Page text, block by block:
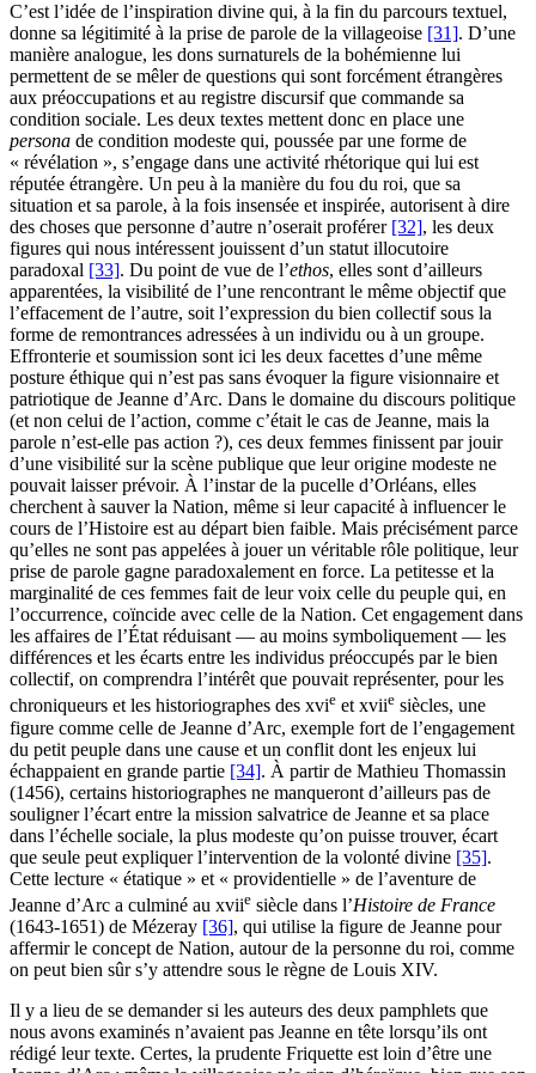
C’est l’idée de l’inspiration divine qui, à la fin du parcours textuel,
donne sa légitimité à la prise de parole de la villageoise [31]. D’une
manière analogue, les dons surnaturels de la bohémienne lui
permettent de se mêler de questions qui sont forcément étrangères
aux préoccupations et au registre discursif que commande sa
condition sociale. Les deux textes mettent donc en place une
persona de condition modeste qui, poussée par une forme de
« révélation », s’engage dans une activité rhétorique qui lui est
réputée étrangère. Un peu à la manière du fou du roi, que sa
situation et sa parole, à la fois insensée et inspirée, autorisent à dire
des choses que personne d’autre n’oserait proférer [32], les deux
figures qui nous intéressent jouissent d’un statut illocutoire
paradoxal [33]. Du point de vue de l’ethos, elles sont d’ailleurs
apparentées, la visibilité de l’une rencontrant le même objectif que
l’effacement de l’autre, soit l’expression du bien collectif sous la
forme de remontrances adressées à un individu ou à un groupe.
Effronterie et soumission sont ici les deux facettes d’une même
posture éthique qui n’est pas sans évoquer la figure visionnaire et
patriotique de Jeanne d’Arc. Dans le domaine du discours politique
(et non celui de l’action, comme c’était le cas de Jeanne, mais la
parole n’est-elle pas action ?), ces deux femmes finissent par jouir
d’une visibilité sur la scène publique que leur origine modeste ne
pouvait laisser prévoir. À l’instar de la pucelle d’Orléans, elles
cherchent à sauver la Nation, même si leur capacité à influencer le
cours de l’Histoire est au départ bien faible. Mais précisément parce
qu’elles ne sont pas appelées à jouer un véritable rôle politique, leur
prise de parole gagne paradoxalement en force. La petitesse et la
marginalité de ces femmes fait de leur voix celle du peuple qui, en
l’occurrence, coïncide avec celle de la Nation. Cet engagement dans
les affaires de l’État réduisant — au moins symboliquement — les
différences et les écarts entre les individus préoccupés par le bien
collectif, on comprendra l’intérêt que pouvait représenter, pour les
chroniqueurs et les historiographes des xvie etxviie siècles, une
figure comme celle de Jeanne d’Arc, exemple fort de l’engagement
du petit peuple dans une cause et un conflit dont les enjeux lui
échappaient en grande partie [34]. À partir de Mathieu Thomassin
(1456), certains historiographes ne manqueront d’ailleurs pas de
souligner l’écart entre la mission salvatrice de Jeanne et sa place
dans l’échelle sociale, la plus modeste qu’on puisse trouver, écart
que seule peut expliquer l’intervention de la volonté divine [35].
Cette lecture « étatique » et « providentielle » de l’aventure de
Jeanne d’Arc a culminé au xviie siècle dans l’Histoire de France
(1643-1651) de Mézeray [36], qui utilise la figure de Jeanne pour
affermir le concept de Nation, autour de la personne du roi, comme
on peut bien sûr s’y attendre sous le règne de Louis XIV.
Il y a lieu de se demander si les auteurs des deux pamphlets que
nous avons examinés n’avaient pas Jeanne en tête lorsqu’ils ont
rédigé leur texte. Certes, la prudente Friquette est loin d’être une